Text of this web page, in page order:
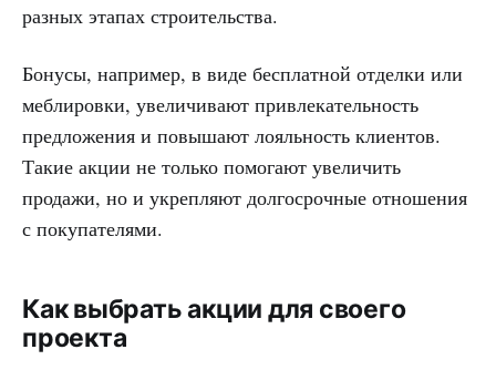
разных этапах строительства.
Бонусы, например, в виде бесплатной отделки или
меблировки, увеличивают привлекательность
предложения и повышают лояльность клиентов.
Такие акции не только помогают увеличить
продажи, но и укрепляют долгосрочные отношения
с покупателями.
Как выбрать акции для своего
проекта